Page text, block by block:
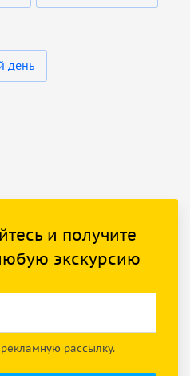
день
и получите
экскурсию
рекламную рассылку.